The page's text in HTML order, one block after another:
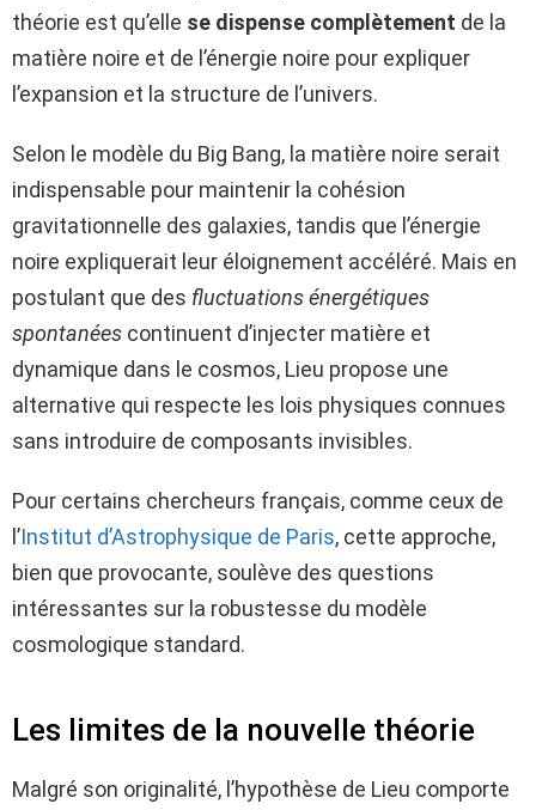
théorie est qu’elle se dispense complètement de la
matière noire et de l’énergie noire pour expliquer
l’expansion et la structure de l’univers.
Selon le modèle du Big Bang, la matière noire serait
indispensable pour maintenir la cohésion
gravitationnelle des galaxies, tandis que l’énergie
noire expliquerait leur éloignement accéléré. Mais en
postulant que des fluctuations énergétiques
spontanées continuent d’injecter matière et
dynamique dans le cosmos, Lieu propose une
alternative qui respecte les lois physiques connues
sans introduire de composants invisibles.
Pour certains chercheurs français, comme ceux de
l’Institut d’Astrophysique de Paris, cette approche,
bien que provocante, soulève des questions
intéressantes sur la robustesse du modèle
cosmologique standard.
Les limites de la nouvelle théorie
Malgré son originalité, l’hypothèse de Lieu comporte